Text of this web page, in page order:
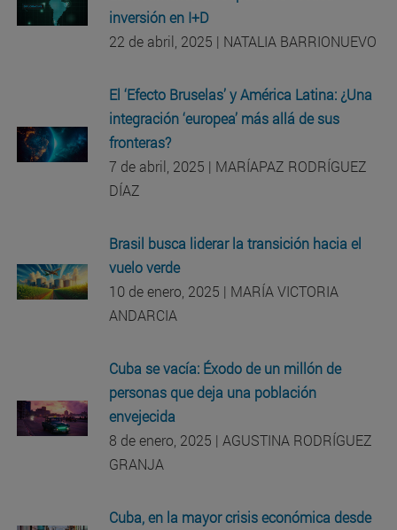
inversión en I+D
22 de abril, 2025 | NATALIA BARRIONUEVO
El ‘Efecto Bruselas’ y América Latina: ¿Una
integración ‘europea’ más allá de sus
fronteras?
7 de abril, 2025 | MARÍAPAZ RODRÍGUEZ
DÍAZ
Brasil busca liderar la transición hacia el
vuelo verde
10 de enero, 2025 | MARÍA VICTORIA
ANDARCIA
Cuba se vacía: Éxodo de un millón de
personas que deja una población
envejecida
8 de enero, 2025 | AGUSTINA RODRÍGUEZ
GRANJA
Cuba, en la mayor crisis económica desde